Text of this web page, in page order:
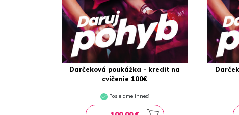
Darčeková poukážka - kredit na
cvičenie 100€
Posielame ihneď